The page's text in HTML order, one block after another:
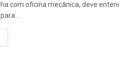
com oficina mecânica, deve
...